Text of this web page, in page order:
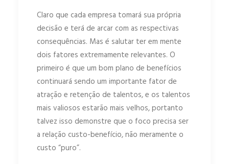
Claro que cada empresa tomará sua própria
decisão e terá de arcar com as respectivas
consequências. Mas é salutar ter em mente
dois fatores extremamente relevantes. O
primeiro é que um bom plano de benefícios
continuará sendo um importante fator de
atração e retenção de talentos, e os talentos
mais valiosos estarão mais velhos, portanto
talvez isso demonstre que o foco precisa ser
a relação custo-benefício, não meramente o
custo “puro”.